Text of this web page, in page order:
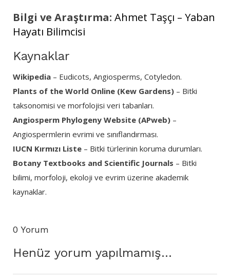
Bilgi ve Araştırma: Ahmet Taşçı – Yaban
Hayatı Bilimcisi
Kaynaklar
Wikipedia – Eudicots, Angiosperms, Cotyledon.
Plants of the World Online (Kew Gardens) – Bitki
taksonomisi ve morfolojisi veri tabanları.
Angiosperm Phylogeny Website (APweb) –
Angiospermlerin evrimi ve sınıflandırması.
IUCN Kırmızı Liste – Bitki türlerinin koruma durumları.
Botany Textbooks and Scientific Journals – Bitki
bilimi, morfoloji, ekoloji ve evrim üzerine akademik
kaynaklar.
0 Yorum
Henüz yorum yapılmamış...